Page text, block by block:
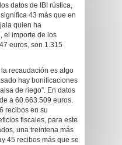
datos de IBI rústica,
43 más que en
quien ha
el importe de los
euros, son 1.315
recaudación es algo
hay bonificaciones
de riego”. En datos
a 60.663.509 euros.
recibos en su
fiscales, para este
una treintena más
45 recibos más que se